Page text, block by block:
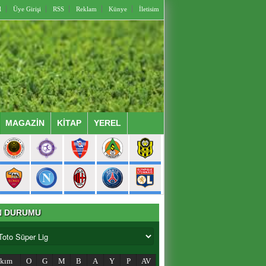
Üye Girişi RSS Reklam Künye İletisim
MAGAZİN KİTAP YEREL
DURUMU
O G M B A Y P AV